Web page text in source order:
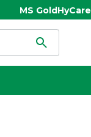
MS GoldHyCare